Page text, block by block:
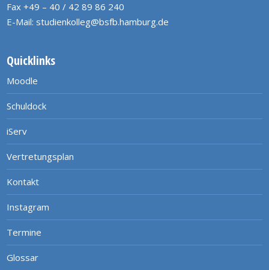
Fax +49 – 40 / 42 89 86 240
E-Mail: studienkolleg@bsfb.hamburg.de
Quicklinks
Moodle
Schuldock
iServ
Vertretungsplan
Kontakt
Instagram
Termine
Glossar